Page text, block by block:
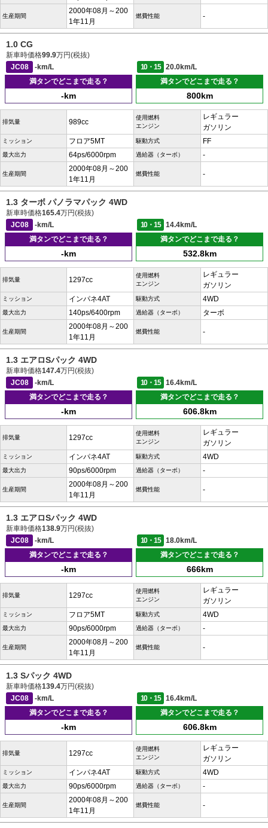
生産期間
2000年08月～200
1年11月
燃費性能 -
1.0 CG
新車時価格99.9万円(税抜)
JC08
-km/L 10・15
20.0km/L
満タンでどこまで走る？
-km
満タンでどこまで走る？
800km
排気量 989cc
使用燃料
エンジン
レギュラー
ガソリン
ミッション フロア5MT 駆動方式 FF
最大出力 64ps/6000rpm 過給器（ターボ） -
生産期間
2000年08月～200
1年11月
燃費性能 -
1.3 ターボ パノラマパック 4WD
新車時価格165.4万円(税抜)
JC08
-km/L 10・15
14.4km/L
満タンでどこまで走る？
-km
満タンでどこまで走る？
532.8km
排気量 1297cc
使用燃料
エンジン
レギュラー
ガソリン
ミッション インパネ4AT 駆動方式 4WD
最大出力 140ps/6400rpm 過給器（ターボ） ターボ
生産期間
2000年08月～200
1年11月
燃費性能 -
1.3 エアロSパック 4WD
新車時価格147.4万円(税抜)
JC08
-km/L 10・15
16.4km/L
満タンでどこまで走る？
-km
満タンでどこまで走る？
606.8km
排気量 1297cc
使用燃料
エンジン
レギュラー
ガソリン
ミッション インパネ4AT 駆動方式 4WD
最大出力 90ps/6000rpm 過給器（ターボ） -
生産期間
2000年08月～200
1年11月
燃費性能 -
1.3 エアロSパック 4WD
新車時価格138.9万円(税抜)
JC08
-km/L 10・15
18.0km/L
満タンでどこまで走る？
-km
満タンでどこまで走る？
666km
排気量 1297cc
使用燃料
エンジン
レギュラー
ガソリン
ミッション フロア5MT 駆動方式 4WD
最大出力 90ps/6000rpm 過給器（ターボ） -
生産期間
2000年08月～200
1年11月
燃費性能 -
1.3 Sパック 4WD
新車時価格139.4万円(税抜)
JC08
-km/L 10・15
16.4km/L
満タンでどこまで走る？
-km
満タンでどこまで走る？
606.8km
排気量 1297cc
使用燃料
エンジン
レギュラー
ガソリン
ミッション インパネ4AT 駆動方式 4WD
最大出力 90ps/6000rpm 過給器（ターボ） -
生産期間
2000年08月～200
1年11月
燃費性能 -